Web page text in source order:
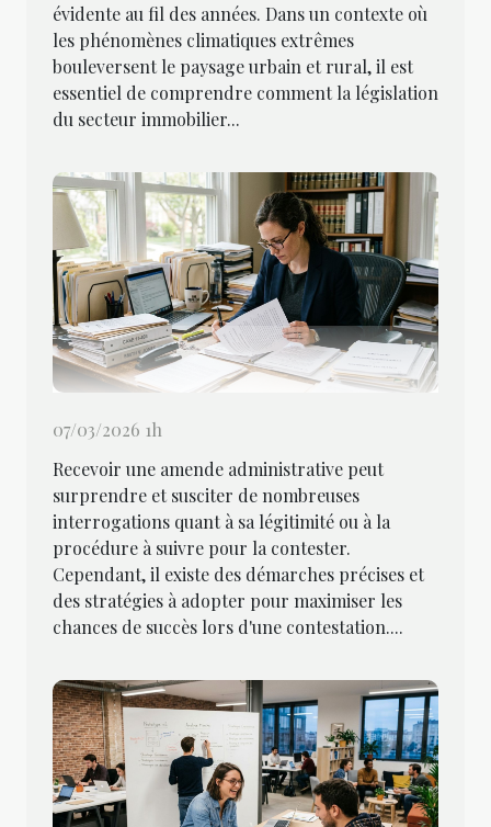
évidente au fil des années. Dans un contexte où
les phénomènes climatiques extrêmes
bouleversent le paysage urbain et rural, il est
essentiel de comprendre comment la législation
du secteur immobilier...
07/03/2026 1h
Recevoir une amende administrative peut
surprendre et susciter de nombreuses
interrogations quant à sa légitimité ou à la
procédure à suivre pour la contester.
Cependant, il existe des démarches précises et
des stratégies à adopter pour maximiser les
chances de succès lors d'une contestation....